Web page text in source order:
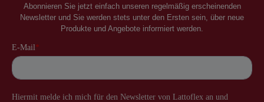
Abonnieren Sie jetzt einfach unseren regelmäßig erscheinenden
Newsletter und Sie werden stets unter den Ersten sein, über neue
Produkte und Angebote informiert werden.